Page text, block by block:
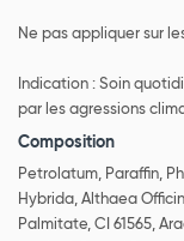
Ne pas appliquer sur
Indication : Soin
par les agressions
Composition
Petrolatum, Paraffin,
Hybrida, Althaea
Palmitate, CI 61565,